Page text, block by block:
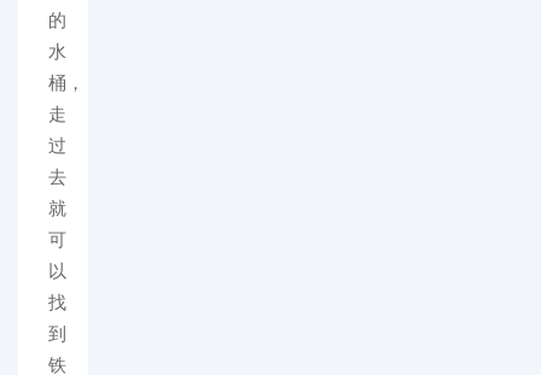
的
水
桶，
走
过
去
就
可
以
找
到
铁